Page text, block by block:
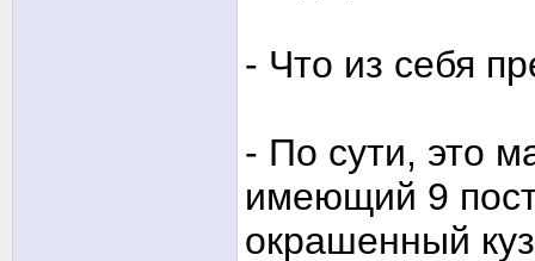
- Что из себя
- По сути, это
имеющий 9
окрашенный